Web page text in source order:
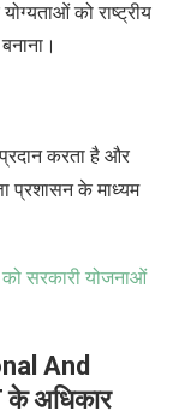
को राष्ट्रीय
प्रदान करता है और
प्रशासन के माध्यम
सरकारी योजनाओं
And
के अधिकार